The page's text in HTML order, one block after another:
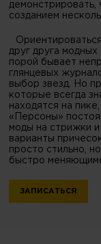
демонстрировать,
созданием
друг друга
порой бывает
глянцевых
выбор звезд. Но
которые всегда
находятся на
«Персоны»
моды на стрижки
варианты
просто стильно,
быстро
ЗАПИСАТЬСЯ